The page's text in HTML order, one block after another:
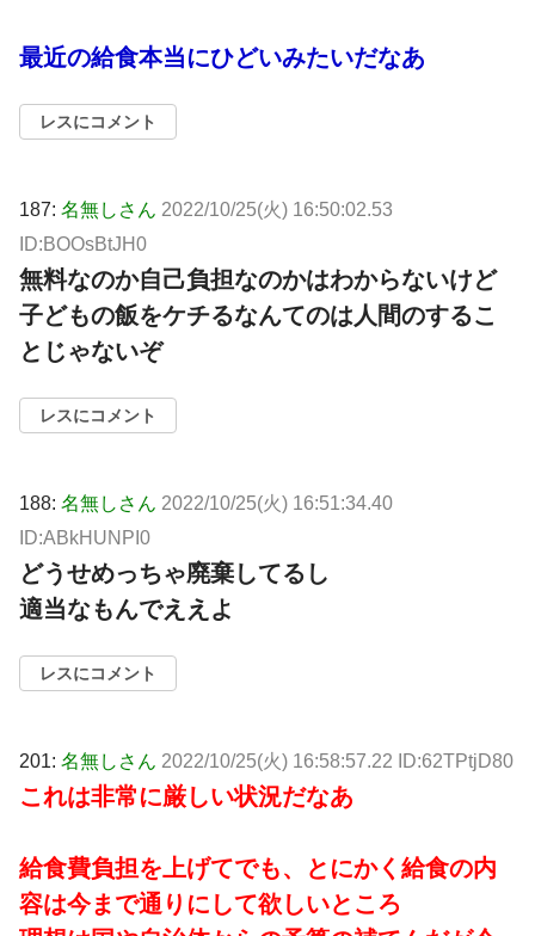
最近の給食本当にひどいみたいだなあ
レスにコメント
187: 名無しさん 2022/10/25(火) 16:50:02.53
ID:BOOsBtJH0
無料なのか自己負担なのかはわからないけど
子どもの飯をケチるなんてのは人間のするこ
とじゃないぞ
レスにコメント
188: 名無しさん 2022/10/25(火) 16:51:34.40
ID:ABkHUNPI0
どうせめっちゃ廃棄してるし
適当なもんでええよ
レスにコメント
201: 名無しさん 2022/10/25(火) 16:58:57.22 ID:62TPtjD80
これは非常に厳しい状況だなあ
給食費負担を上げてでも、とにかく給食の内
容は今まで通りにして欲しいところ